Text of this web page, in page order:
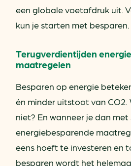
een globale voetafdruk uit.
kun je starten met besparen.
Terugverdientijden
maatregelen
Besparen op energie
én minder uitstoot van CO2.
niet? En wanneer je dan
energiebesparende
eens hoeft te investeren en
besparen wordt het